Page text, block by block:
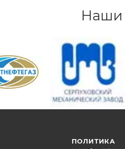
Наши
ПОЛИТИКА